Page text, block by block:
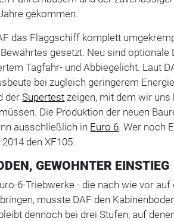
gekommen.
das Flaggschiff komplett
gesetzt. Neu sind optionale
Tagfahr- und Abbiegelicht. Laut
bei zugleich geringerem
derSupertest zeigen, mit dem wir uns
Die Produktion der neuen
ausschließlich in Euro 6. Wer noch
den XF105.
GEWOHNTER EINSTIEG
6-Triebwerke - die nach wie vor auf
musste DAF den
dennoch bei drei Stufen, auf